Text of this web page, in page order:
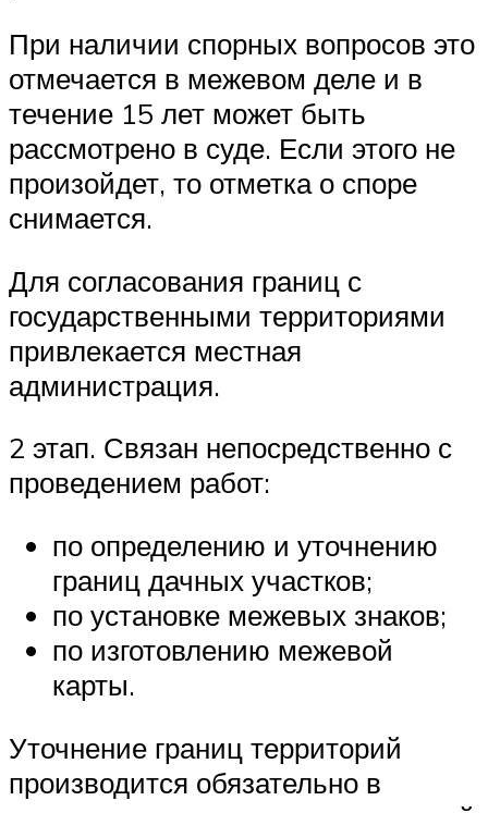
При наличии спорных вопросов это
отмечается в межевом деле и в
течение 15 лет может быть
рассмотрено в суде. Если этого не
произойдет, то отметка о споре
снимается.
Для согласования границ с
государственными территориями
привлекается местная
администрация.
2 этап. Связан непосредственно с
проведением работ:
по определению и уточнению
границ дачных участков;
по установке межевых знаков;
по изготовлению межевой
карты.
Уточнение границ территорий
производится обязательно в